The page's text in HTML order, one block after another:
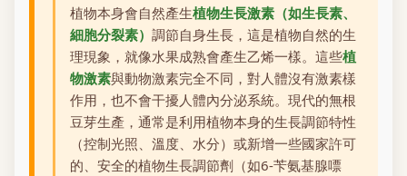
植物本身會自然產生植物生長激素（如生長素、
細胞分裂素） 調節自身生長，這是植物自然的生
理現象，就像水果成熟會產生乙烯一樣。這些植
物激素與動物激素完全不同，對人體沒有激素樣
作用，也不會干擾人體內分泌系統。現代的無根
豆芽生產，通常是利用植物本身的生長調節特性
（控制光照、溫度、水分）或新增一些國家許可
的、安全的植物生長調節劑（如6-苄氨基腺嘌